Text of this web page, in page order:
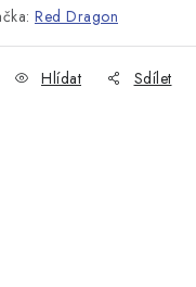
Red Dragon
Hlídat Sdílet